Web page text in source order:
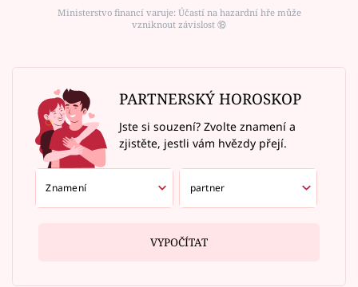
Ministerstvo financí varuje: Účastí na hazardní hře může
vzniknout závislost ⑱
PARTNERSKÝ HOROSKOP
Jste si souzení? Zvolte znamení a
zjistěte, jestli vám hvězdy přejí.
VYPOČÍTAT